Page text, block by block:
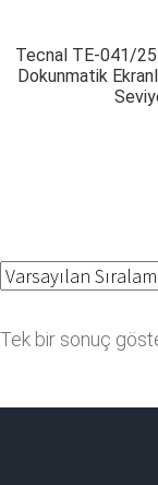
Tecnal TE-041/25
Dokunmatik
Tek bir sonuç